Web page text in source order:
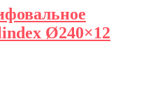
Ø240×12